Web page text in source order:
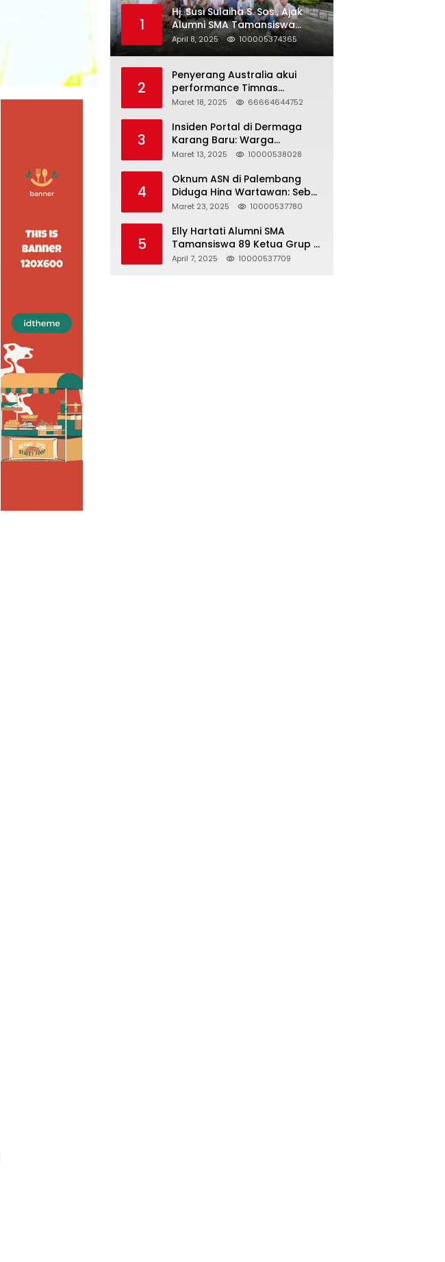
1
Hj. Susi Sulaiha S. Sos., Ajak
Alumni SMA Tamansiswa
Palembang Angkatan 91 Halal
Bihalal
April 8, 2025 100005374365
2
Penyerang Australia akui
performance Timnas
Indonesia
Maret 18, 2025 66664644752
3
Insiden Portal di Dermaga
Karang Baru: Warga
Klarifikasi dan Kritik
Akurat
Maret 13, 2025 10000538028
4
Oknum ASN di Palembang
Diduga Hina Wartawan: Sebut
Profesi Jurnalis Hanya
Berujung Dugaan
Pelanggaran UU ITE!
Maret 23, 2025 10000537780
5
Elly Hartati Alumni SMA
Tamansiswa 89 Ketua Grup S
4 Laksanakan Giat
April 7, 2025 10000537709